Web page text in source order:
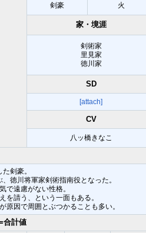
剣豪 火
家・境涯
剣術家
里見家
徳川家
SD
[attach]
CV
八ッ橋きなこ
剣豪。
徳川将軍家剣術指南役となった。
で遠慮がない性格。
を請う、という一面もある。
原因で周囲とぶつかることも多い。
合計値